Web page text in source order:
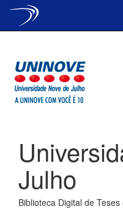
Julho
Biblioteca Digital de